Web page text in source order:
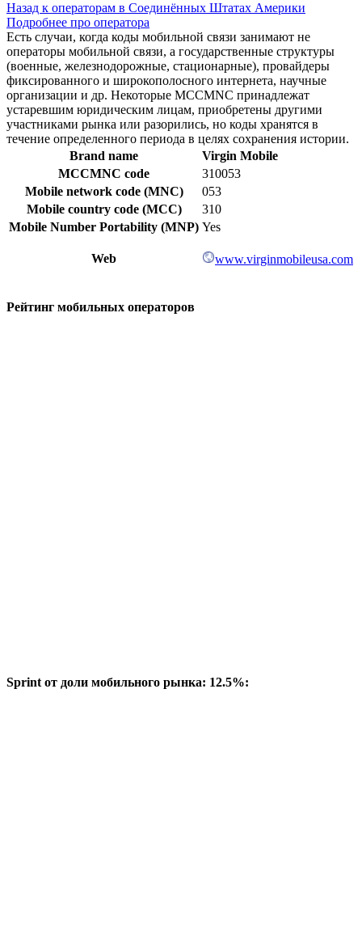
Назад к операторам в Соединённых Штатах Америки
Подробнее про оператора
Есть случаи, когда коды мобильной связи занимают не
операторы мобильной связи, а государственные структуры
(военные, железнодорожные, стационарные), провайдеры
фиксированного и широкополосного интернета, научные
организации и др. Некоторые MCCMNC принадлежат
устаревшим юридическим лицам, приобретены другими
участниками рынка или разорились, но коды хранятся в
течение определенного периода в целях сохранения истории.
Brand name
Virgin Mobile
MCCMNC code
310053
Mobile network code (MNC)
053
Mobile country code (MCC)
310
Mobile Number Portability (MNP) Yes
Web www.virginmobileusa.com
Рейтинг мобильных операторов
Sprint от доли мобильного рынка: 12.5%: